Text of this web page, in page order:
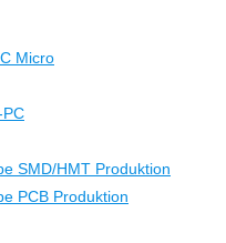
Micro
SMD/HMT Produktion
PCB Produktion